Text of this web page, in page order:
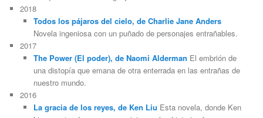
2018
Todos los pájaros del cielo, de Charlie Jane Anders
Novela ingeniosa con un puñado de personajes entrañables.
2017
The Power (El poder), de Naomi Alderman El embrión de
una distopía que emana de otra enterrada en las entrañas de
nuestro mundo.
2016
La gracia de los reyes, de Ken Liu Esta novela, donde Ken